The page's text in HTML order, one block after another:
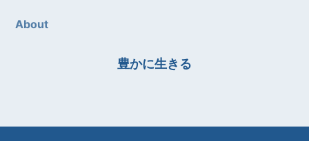
About
豊かに生きる